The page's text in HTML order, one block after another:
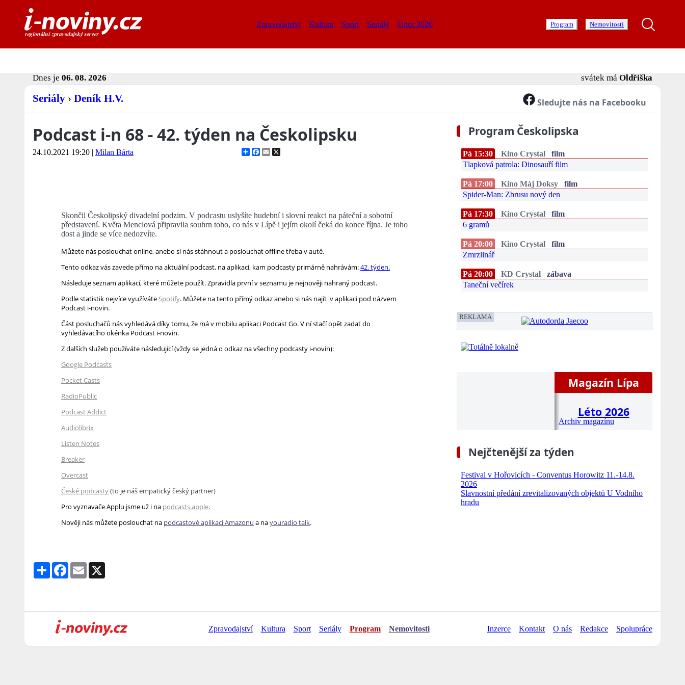
Zpravodajství Kultura Sport Seriály Únor 2026 Program Nemovitosti
Dnes je 06. 08. 2026 svátek má Oldřiška
Seriály › Deník H.V. Sledujte nás na Facebooku
Podcast i-n 68 - 42. týden na Českolipsku
24.10.2021 19:20 | Milan Bárta ShareFacebook
Email
Skončil Českolipský divadelní podzim. V podcastu uslyšíte hudební i slovní reakci na páteční a sobotní
představení. Květa Menclová připravila souhrn toho, co nás v Lípě i jejím okolí čeká do konce října. Je toho
dost a jinde se více nedozvíte.
Můžete nás poslouchat online, anebo si nás stáhnout a poslouchat offline třeba v autě.
Tento odkaz vás zavede přímo na aktuální podcast, na aplikaci, kam podcasty primárně nahrávám:42. týden.
Následuje seznam aplikací, které můžete použít. Zpravidla první v seznamu je nejnověji nahraný podcast.
Podle statistik nejvíce využíváteSpotify. Můžete na tento přímý odkaz anebo si nás najít v aplikaci pod názvem
Podcast i-novin.
Část posluchačů nás vyhledává díky tomu, že má v mobilu aplikaci Podcast Go. V ní stačí opět zadat do
vyhledávacího okénka Podcast i-novin.
Z dalších služeb používáte následující (vždy se jedná o odkaz na všechny podcasty i-novin):
Google Podcasts
Pocket Casts
RadioPublic
Podcast Addict
Audiolibrix
Listen Notes
Breaker
Overcast
České podcasty(to je náš empatický český partner)
Pro vyznavače Applu jsme už i na podcasts.apple.
Nověji nás můžete poslouchat na podcastové aplikaci Amazonu a nayouradio talk.
Share Facebook
Email
Program Českolipska
Pá 15:30 Kino Crystal
film
Tlapková patrola: Dinosauří film
Pá 17:00 Kino Máj Doksy
film
Spider-Man: Zbrusu nový den
Pá 17:30 Kino Crystal
film
6 gramů
Pá 20:00 Kino Crystal
film
Zmrzlinář
Pá 20:00 KD Crystal
zábava
Taneční večírek
REKLAMA
Magazín Lípa
Léto 2026
Archiv magazínu
Nejčtenější za týden
Festival v Hořovicích - Conventus Horowitz 11.-14.8.
2026
Slavnostní předání zrevitalizovaných objektů U Vodního
hradu
Zpravodajství Kultura Sport Seriály Program Nemovitosti Inzerce Kontakt O nás Redakce Spolupráce